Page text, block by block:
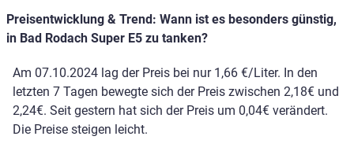
Preisentwicklung & Trend: Wann ist es besonders günstig,
in Bad Rodach Super E5 zu tanken?
Am 07.10.2024 lag der Preis bei nur 1,66 €/Liter. In den
letzten 7 Tagen bewegte sich der Preis zwischen 2,18€ und
2,24€. Seit gestern hat sich der Preis um 0,04€ verändert.
Die Preise steigen leicht.